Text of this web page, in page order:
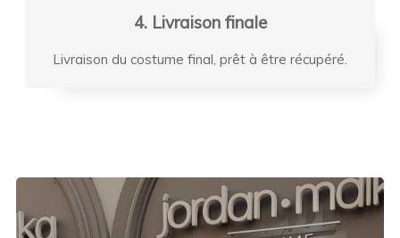
4. Livraison finale
Livraison du costume final, prêt à être récupéré.